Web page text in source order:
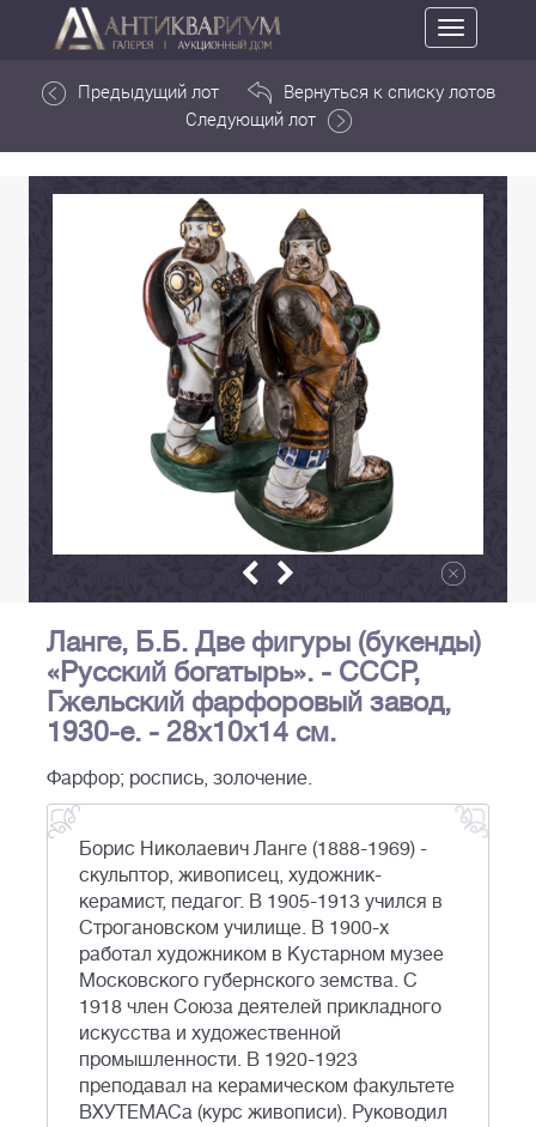
Toggle
navigation
Предыдущий лот
Вернуться к списку лотов
Следующий лот
Ланге, Б.Б. Две фигуры (букенды)
«Русский богатырь». - СССР,
Гжельский фарфоровый завод,
1930-е. - 28х10х14 см.
Фарфор; роспись, золочение.
Борис Николаевич Ланге (1888-1969) -
скульптор, живописец, художник-
керамист, педагог. В 1905-1913 учился в
Строгановском училище. В 1900-х
работал художником в Кустарном музее
Московского губернского земства. С
1918 член Союза деятелей прикладного
искусства и художественной
промышленности. В 1920-1923
преподавал на керамическом факультете
ВХУТЕМАСа (курс живописи). Руководил